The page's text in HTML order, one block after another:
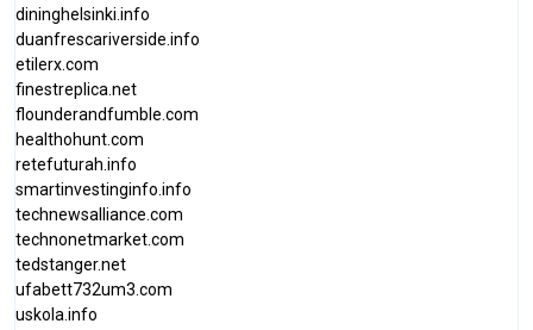
dininghelsinki.info
duanfrescariverside.info
etilerx.com
finestreplica.net
flounderandfumble.com
healthohunt.com
retefuturah.info
smartinvestinginfo.info
technewsalliance.com
technonetmarket.com
tedstanger.net
ufabett732um3.com
uskola.info